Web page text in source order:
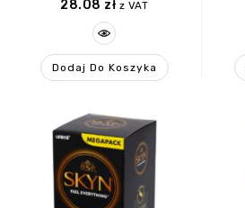
28.08 zł z VAT
Dodaj Do Koszyka